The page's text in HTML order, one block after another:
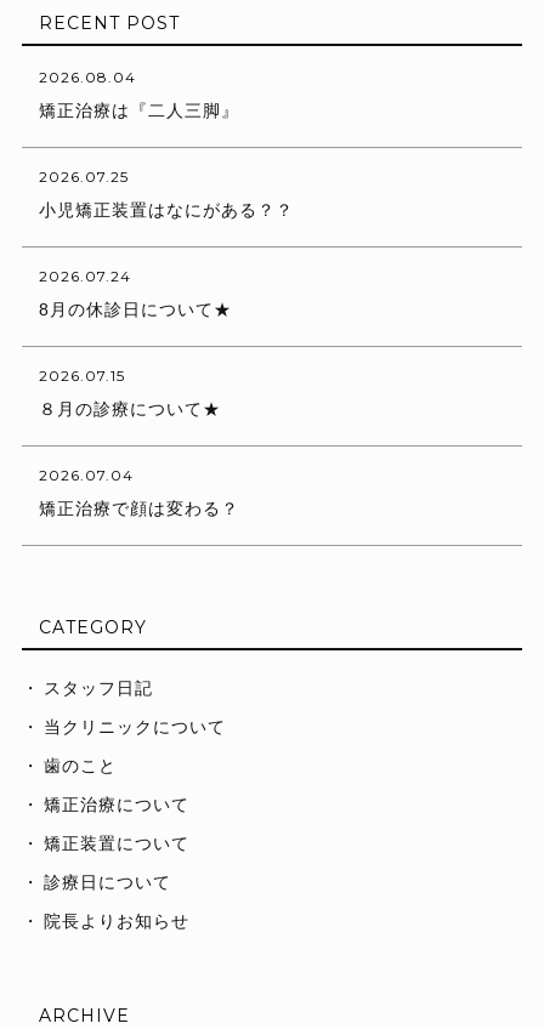
RECENT POST
2026.08.04
矯正治療は『二人三脚』
2026.07.25
小児矯正装置はなにがある？？
2026.07.24
8月の休診日について★
2026.07.15
８月の診療について★
2026.07.04
矯正治療で顔は変わる？
CATEGORY
スタッフ日記
当クリニックについて
歯のこと
矯正治療について
矯正装置について
診療日について
院長よりお知らせ
ARCHIVE